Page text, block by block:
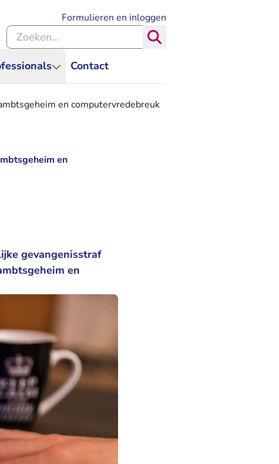
Contact
Formulieren en inloggen
Zoeken binnen de Rechtspraak
en computervredebreuk
en
gevangenisstraf
en